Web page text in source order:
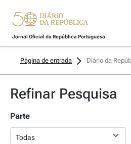
Jornal Oficial da República Portuguesa
Página de entrada Diário da
Refinar Pesquisa
Parte